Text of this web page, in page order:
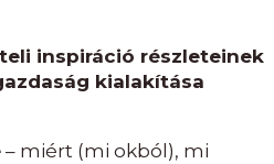
inspiráció részleteinek
kialakítása
– miért (mi okból), mi